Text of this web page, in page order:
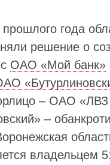
года
решение о
ОАО «Мой банк»
– ОАО «ЛВЗ
–
владельцем